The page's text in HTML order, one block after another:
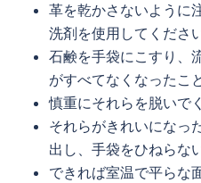
革を乾かさないように
洗剤を使用してください
石鹸を手袋にこすり、
がすべてなくなったこ
慎重にそれらを脱いで
それらがきれいになっ
出し、手袋をひねらな
できれば室温で平らな